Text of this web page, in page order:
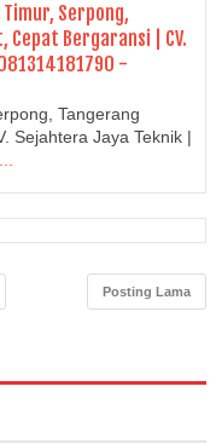
Timur, Serpong,
Cepat Bergaransi | CV.
-
Tangerang
Sejahtera Jaya Teknik |
Posting Lama